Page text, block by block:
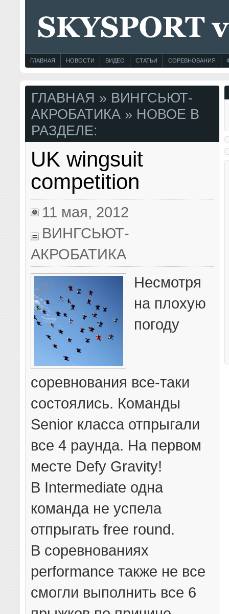
ГЛАВНАЯ НОВОСТИ ВИДЕО СТАТЬИ СОРЕВНОВАНИЯ
ГЛАВНАЯ » ВИНГСЬЮТ-
АКРОБАТИКА » НОВОЕ В
РАЗДЕЛЕ:
UK wingsuit
competition
11 мая, 2012
ВИНГСЬЮТ-
АКРОБАТИКА
Несмотря
на плохую
погоду
соревнования все-таки
состоялись. Команды
Senior класса отпрыгали
все 4 раунда. На первом
месте Defy Gravity!
В Intermediate одна
команда не успела
отпрыгать free round.
В соревнованиях
performance также не все
смогли выполнить все 6